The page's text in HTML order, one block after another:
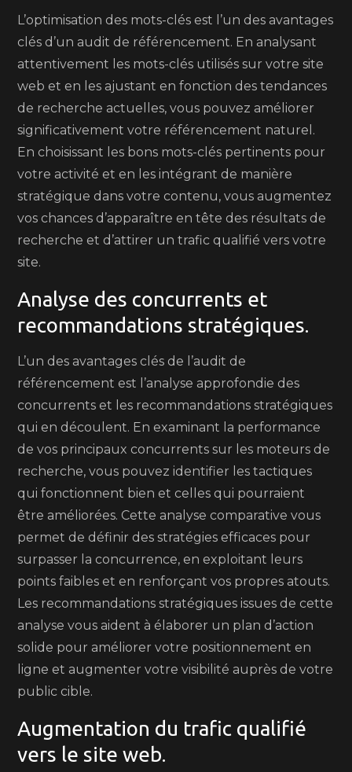
L’optimisation des mots-clés est l’un des avantages
clés d’un audit de référencement. En analysant
attentivement les mots-clés utilisés sur votre site
web et en les ajustant en fonction des tendances
de recherche actuelles, vous pouvez améliorer
significativement votre référencement naturel.
En choisissant les bons mots-clés pertinents pour
votre activité et en les intégrant de manière
stratégique dans votre contenu, vous augmentez
vos chances d’apparaître en tête des résultats de
recherche et d’attirer un trafic qualifié vers votre
site.
Analyse des concurrents et
recommandations stratégiques.
L’un des avantages clés de l’audit de
référencement est l’analyse approfondie des
concurrents et les recommandations stratégiques
qui en découlent. En examinant la performance
de vos principaux concurrents sur les moteurs de
recherche, vous pouvez identifier les tactiques
qui fonctionnent bien et celles qui pourraient
être améliorées. Cette analyse comparative vous
permet de définir des stratégies efficaces pour
surpasser la concurrence, en exploitant leurs
points faibles et en renforçant vos propres atouts.
Les recommandations stratégiques issues de cette
analyse vous aident à élaborer un plan d’action
solide pour améliorer votre positionnement en
ligne et augmenter votre visibilité auprès de votre
public cible.
Augmentation du trafic qualifié
vers le site web.